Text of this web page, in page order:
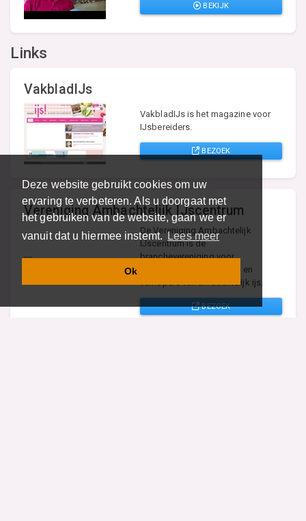
Deze website gebruikt cookies om uw
ervaring te verbeteren. Als u doorgaat met
het gebruiken van de website, gaan we er
vanuit dat u hiermee instemt.Lees meer
Ok
BEKIJK
Links
VakbladIJs
VakbladIJs is het magazine voor
IJsbereiders.
BEZOEK
Vereniging Ambachtelijk IJscentrum
De Vereniging Ambachtelijk
IJscentrum is de
branchevereniging voor
ambachtelijk ijsbereiders en
verkopers van ambachtelijk ijs.
BEZOEK